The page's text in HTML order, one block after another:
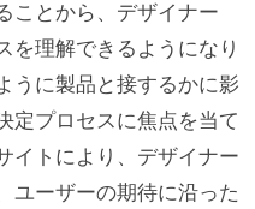
ットのモバイルサ
婦の朱里さん
ことから、デザイナー
を理解できるようになり
うに製品と接するかに影
定プロセスに焦点を当て
イトにより、デザイナー
ユーザーの期待に沿った